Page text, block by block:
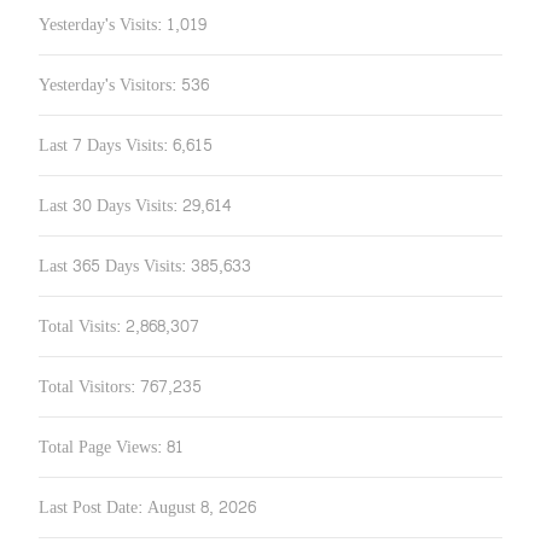
Yesterday's Visits: 1,019
Yesterday's Visitors: 536
Last 7 Days Visits: 6,615
Last 30 Days Visits: 29,614
Last 365 Days Visits: 385,633
Total Visits: 2,868,307
Total Visitors: 767,235
Total Page Views: 81
Last Post Date: August 8, 2026